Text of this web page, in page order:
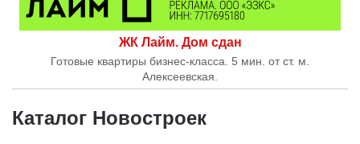
ЖК Лайм. Дом сдан
Готовые квартиры бизнес-класса. 5 мин. от ст. м.
Алексеевская.
Каталог Новостроек